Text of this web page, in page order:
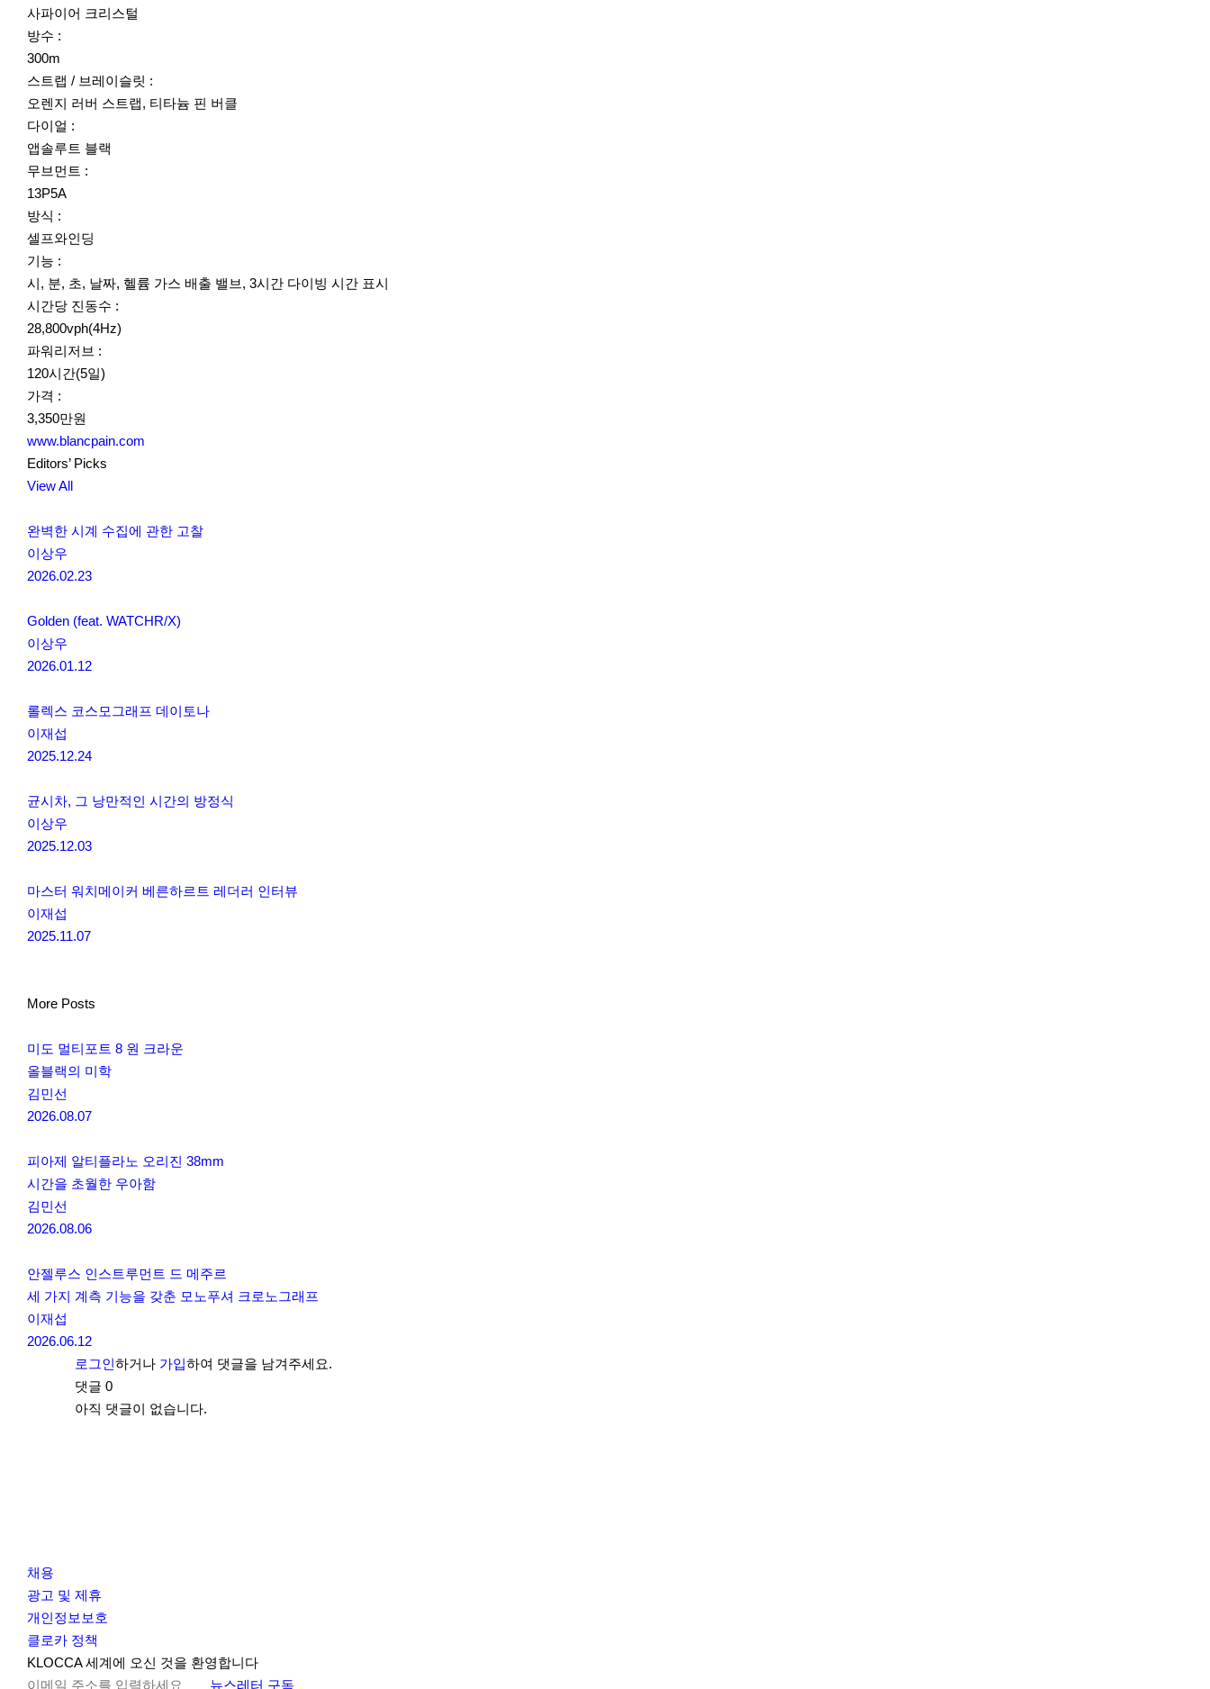
사파이어 크리스털
방수 :
300m
스트랩 / 브레이슬릿 :
오렌지 러버 스트랩, 티타늄 핀 버클
다이얼 :
앱솔루트 블랙
무브먼트 :
13P5A
방식 :
셀프와인딩
기능 :
시, 분, 초, 날짜, 헬륨 가스 배출 밸브, 3시간 다이빙 시간 표시
시간당 진동수 :
28,800vph(4Hz)
파워리저브 :
120시간(5일)
가격 :
3,350만원
www.blancpain.com
Editors’ Picks
View All
완벽한 시계 수집에 관한 고찰
이상우
2026.02.23
Golden (feat. WATCHR/X)
이상우
2026.01.12
롤렉스 코스모그래프 데이토나
이재섭
2025.12.24
균시차, 그 낭만적인 시간의 방정식
이상우
2025.12.03
마스터 워치메이커 베른하르트 레더러 인터뷰
이재섭
2025.11.07
More Posts
미도 멀티포트 8 원 크라운
올블랙의 미학
김민선
2026.08.07
피아제 알티플라노 오리진 38mm
시간을 초월한 우아함
김민선
2026.08.06
안젤루스 인스트루먼트 드 메주르
세 가지 계측 기능을 갖춘 모노푸셔 크로노그래프
이재섭
2026.06.12
로그인하거나 가입하여 댓글을 남겨주세요.
댓글 0
아직 댓글이 없습니다.
채용
광고 및 제휴
개인정보보호
클로카 정책
I
n
Y
o
K
L
KLOCCA 세계에 오신 것을 환영합니다
뉴스레터 구독